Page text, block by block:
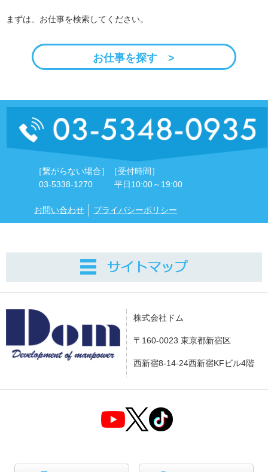
まずは、お仕事を検索してください。
お仕事を探す >
［繋がらない場合］
03-5338-1270
［受付時間］
平日10:00～19:00
お問い合わせ プライバシーポリシー
株式会社ドム
〒160-0023 東京都新宿区
西新宿8-14-24西新宿KFビル4階